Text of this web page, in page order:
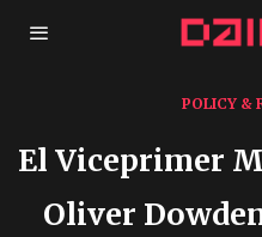
POLICY &
El Viceprimer
Oliver